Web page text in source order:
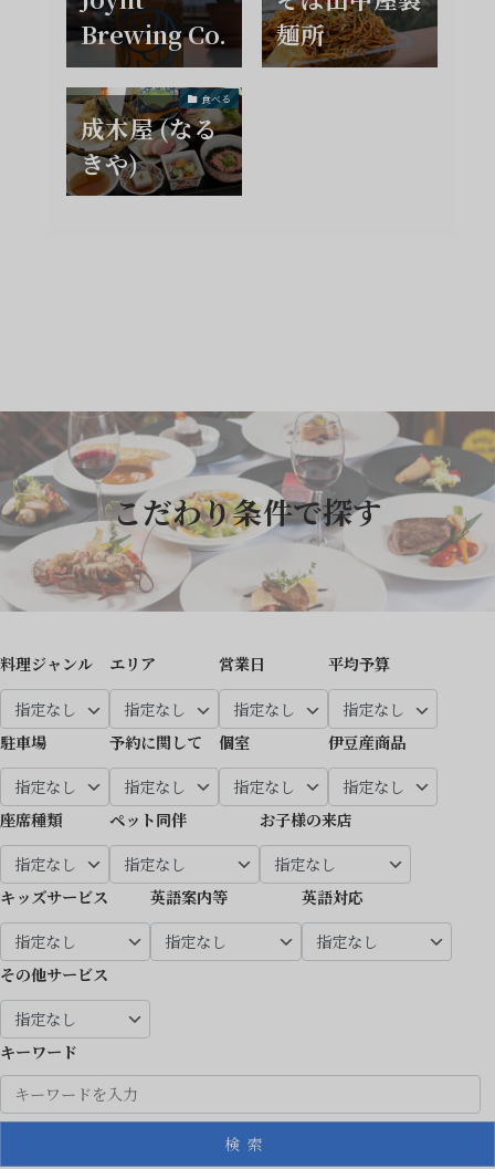
Brewing Co.
麺所
食べる
成木屋 (なる
きや)
こだわり条件で探す
料理ジャンル エリア 営業日 平均予算
駐車場 予約に関して 個室 伊豆産商品
座席種類 ペット同伴 お子様の来店
キッズサービス 英語案内等 英語対応
その他サービス
キーワード
検索